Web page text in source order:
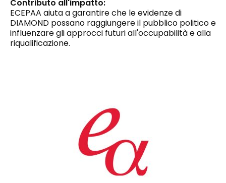
Contributo all'impatto:
ECEPAA aiuta a garantire che le evidenze di
DIAMOND possano raggiungere il pubblico politico e
influenzare gli approcci futuri all'occupabilità e alla
riqualificazione.